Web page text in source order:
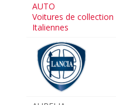
AUTO
Voitures de collection
Italiennes